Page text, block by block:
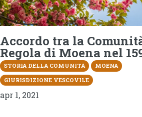
Accordo tra la
Regola di Moena nel
STORIA DELLA COMUNITÀ
MOENA
GIURISDIZIONE VESCOVILE
apr 1, 2021